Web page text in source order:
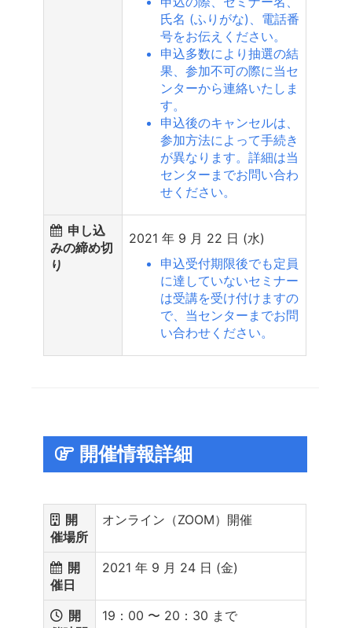
氏名 (ふりがな)、電話番
号をお伝えください。
申込多数により抽選の結
果、参加不可の際に当セ
ンターから連絡いたしま
す。
申込後のキャンセルは、
参加方法によって手続き
が異なります。詳細は当
センターまでお問い合わ
せください。
申し込
みの締め切
り
2021 年 9 月 22 日 (水)
申込受付期限後でも定員
に達していないセミナー
は受講を受け付けますの
で、当センターまでお問
い合わせください。
開催情報詳細
開
催場所
オンライン（ZOOM）開催
開
催日
2021 年 9 月 24 日 (金)
開
19：00 〜 20：30 まで